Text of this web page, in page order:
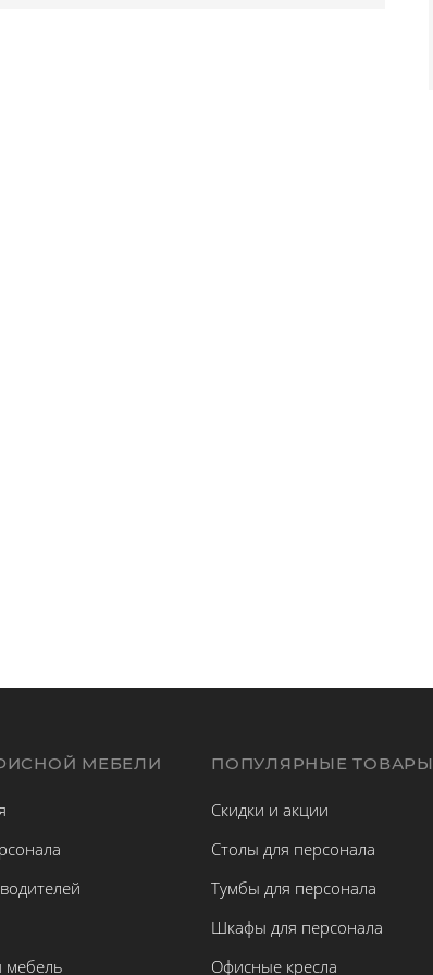
МЕБЕЛИ
мебель
ПОПУЛЯРНЫЕ ТОВАРЫ
Скидки и акции
Столы для персонала
Тумбы для персонала
Шкафы для персонала
Офисные кресла